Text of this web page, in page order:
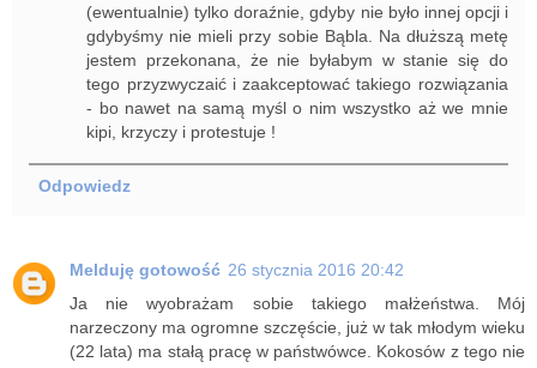
(ewentualnie) tylko doraźnie, gdyby nie było innej opcji i
gdybyśmy nie mieli przy sobie Bąbla. Na dłuższą metę
jestem przekonana, że nie byłabym w stanie się do
tego przyzwyczaić i zaakceptować takiego rozwiązania
- bo nawet na samą myśl o nim wszystko aż we mnie
kipi, krzyczy i protestuje !
Odpowiedz
Melduję gotowość 26 stycznia 2016 20:42
Ja nie wyobrażam sobie takiego małżeństwa. Mój
narzeczony ma ogromne szczęście, już w tak młodym wieku
(22 lata) ma stałą pracę w państwówce. Kokosów z tego nie